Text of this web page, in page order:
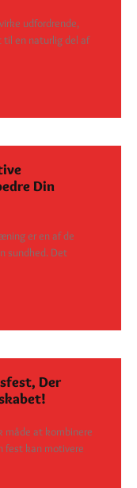
udfordrende,
til en naturlig del af
Din
er en af de
sundhed. Det
Der
måde at kombinere
fest kan motivere